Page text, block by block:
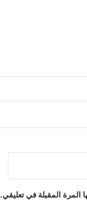
المرة المقبلة في تعليقي.